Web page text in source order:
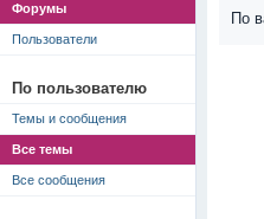
Форумы
Пользователи
По пользователю
Темы и сообщения
Все темы
Все сообщения
По